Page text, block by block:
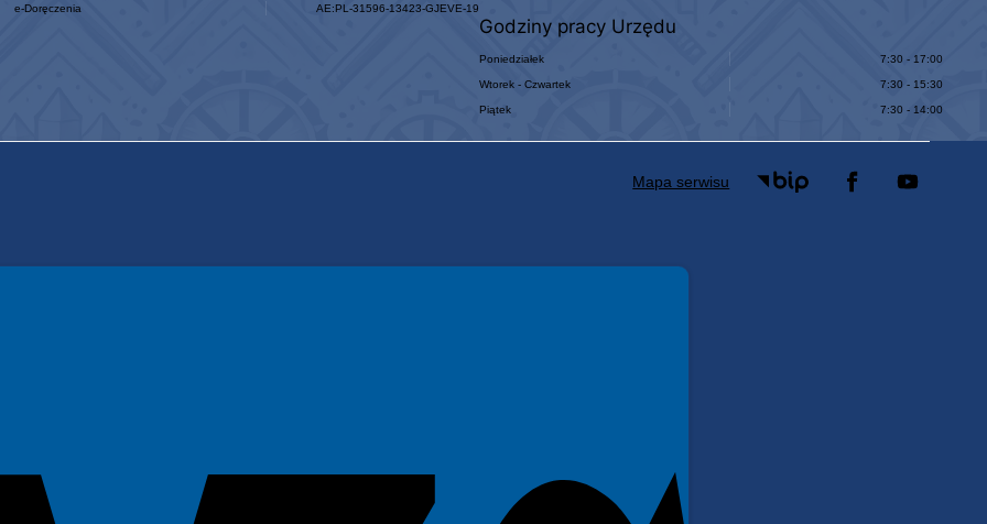
e-Doręczenia AE:PL-31596-13423-GJEVE-19
Godziny pracy Urzędu
Poniedziałek 7:30 - 17:00
Wtorek - Czwartek 7:30 - 15:30
Piątek 7:30 - 14:00
Mapa serwisu